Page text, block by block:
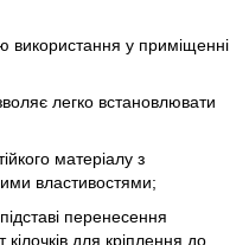
використання у приміщенні
легко встановлювати
матеріалу з
властивостями;
перенесення
для кріплення до